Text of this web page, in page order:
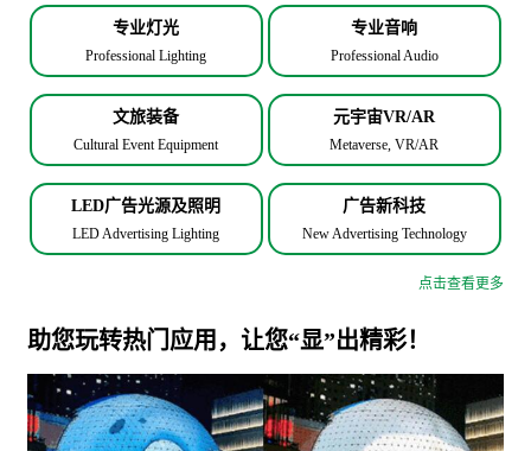
专业灯光
Professional Lighting
专业音响
Professional Audio
文旅装备
Cultural Event Equipment
元宇宙VR/AR
Metaverse, VR/AR
LED广告光源及照明
LED Advertising Lighting
广告新科技
New Advertising Technology
点击查看更多
助您玩转热门应用，让您“显”出精彩！